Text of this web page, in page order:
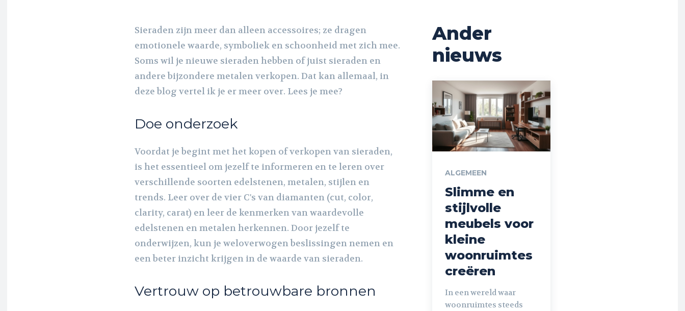
Sieraden zijn meer dan alleen accessoires; ze dragen
emotionele waarde, symboliek en schoonheid met zich mee.
Soms wil je nieuwe sieraden hebben of juist sieraden en
andere bijzondere metalen verkopen. Dat kan allemaal, in
deze blog vertel ik je er meer over. Lees je mee?
Doe onderzoek
Voordat je begint met het kopen of verkopen van sieraden,
is het essentieel om jezelf te informeren en te leren over
verschillende soorten edelstenen, metalen, stijlen en
trends. Leer over de vier C's van diamanten (cut, color,
clarity, carat) en leer de kenmerken van waardevolle
edelstenen en metalen herkennen. Door jezelf te
onderwijzen, kun je weloverwogen beslissingen nemen en
een beter inzicht krijgen in de waarde van sieraden.
Vertrouw op betrouwbare bronnen
Ander
nieuws
ALGEMEEN
Slimme en
stijlvolle
meubels voor
kleine
woonruimtes
creëren
In een wereld waar
woonruimtes steeds